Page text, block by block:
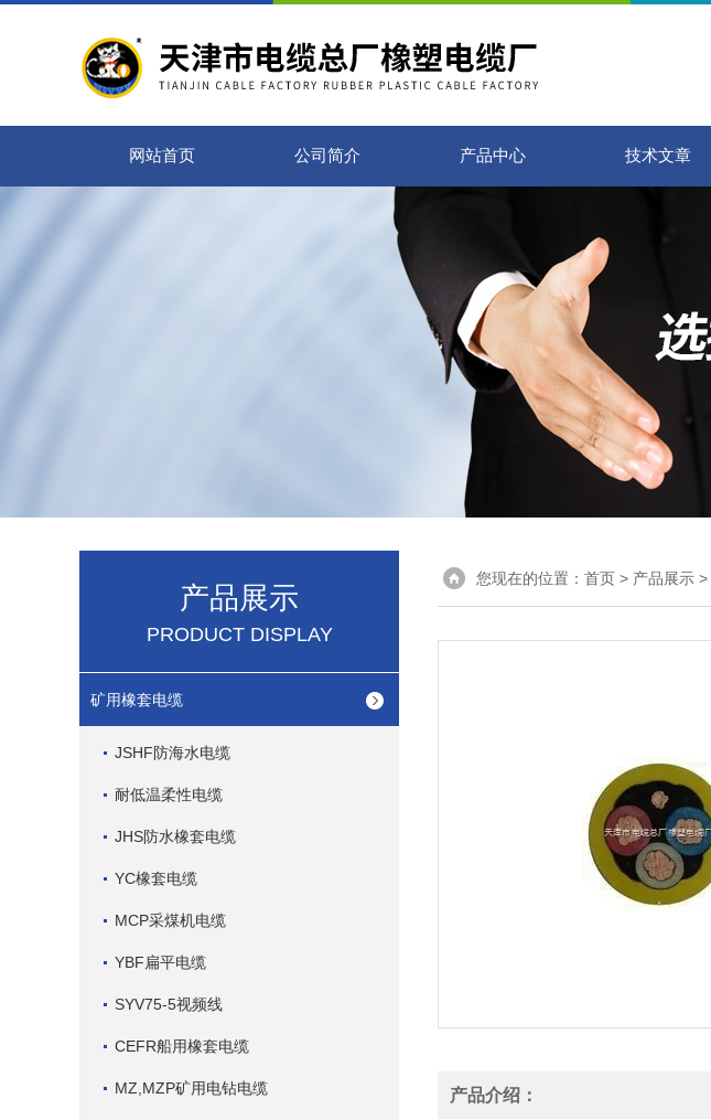
网站首页 公司简介 产品中心 技术文章
产品展示
PRODUCT DISPLAY
矿用橡套电缆
JSHF防海水电缆
耐低温柔性电缆
JHS防水橡套电缆
YC橡套电缆
MCP采煤机电缆
YBF扁平电缆
SYV75-5视频线
CEFR船用橡套电缆
MZ,MZP矿用电钻电缆
您现在的位置： 首页 > 产品展示 >
产品介绍：